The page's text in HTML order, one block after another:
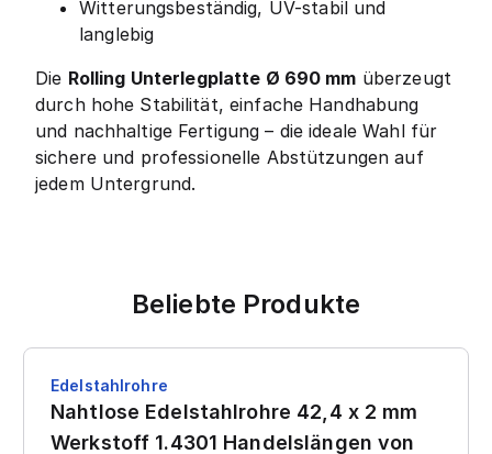
Witterungsbeständig, UV-stabil und
langlebig
Die Rolling Unterlegplatte Ø 690 mm überzeugt
durch hohe Stabilität, einfache Handhabung
und nachhaltige Fertigung – die ideale Wahl für
sichere und professionelle Abstützungen auf
jedem Untergrund.
Beliebte Produkte
Edelstahlrohre
Nahtlose Edelstahlrohre 42,4 x 2 mm
Werkstoff 1.4301 Handelslängen von